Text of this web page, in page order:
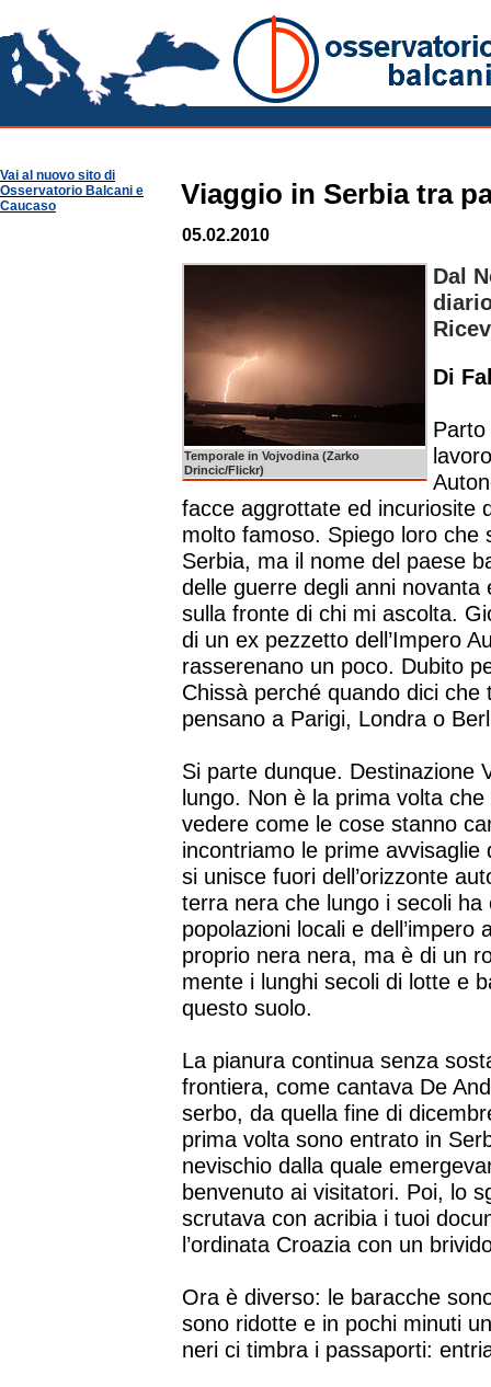
Vai al nuovo sito di
Osservatorio Balcani e
Caucaso
Viaggio in Serbia tra
05.02.2010
Temporale in Vojvodina (Zarko
Drincic/Flickr)
Dal
Di
facce aggrottate ed incuriosite
molto famoso. Spiego loro che
Serbia, ma il nome del paese
delle guerre degli anni
sulla fronte di chi mi ascolta.
di un ex pezzetto dell’Impero
rasserenano un poco. Dubito
Chissà perché quando dici che
pensano a Parigi, Londra o
Si parte dunque. Destinazione
lungo. Non è la prima volta
vedere come le cose stanno
incontriamo le prime
si unisce fuori dell’orizzonte
terra nera che lungo i secoli
popolazioni locali e
proprio nera nera, ma è di un
mente i lunghi secoli di lotte e
questo suolo.
La pianura continua senza
frontiera, come cantava De
serbo, da quella fine di
prima volta sono entrato in
nevischio dalla quale
benvenuto ai visitatori. Poi, lo
scrutava con acribia i tuoi
l’ordinata Croazia con un
Ora è diverso: le baracche
sono ridotte e in pochi minuti
neri ci timbra i passaporti: